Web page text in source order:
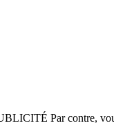
Par contre,